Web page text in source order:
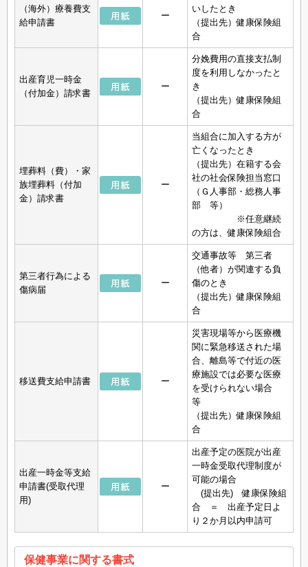
（海外）療養費支
給申請書
ー
いしたとき
（提出先）健康保険組
合
出産育児一時金
（付加金）請求書
ー
分娩費用の直接支払制
度を利用しなかったと
き
（提出先）健康保険組
合
埋葬料（費）・家
族埋葬料（付加
金）請求書
ー
当組合に加入する方が
亡くなったとき
（提出先）在籍する会
社の社会保険担当窓口
（Ｇ人事部・総務人事
部 等）
※任意継続
の方は、健康保険組合
第三者行為による
傷病届
ー
交通事故等 第三者
（他者）が関連する負
傷のとき
（提出先）健康保険組
合
移送費支給申請書 ー
災害現場等から医療機
関に緊急移送された場
合、離島等で付近の医
療施設では必要な医療
を受けられない場合
等
（提出先）健康保険組
合
出産一時金等支給
申請書(受取代理
用)
ー
出産予定の医院が出産
一時金受取代理制度が
可能の場合
(提出先) 健康保険組
合 ＝ 出産予定日よ
り２か月以内申請可
保健事業に関する書式